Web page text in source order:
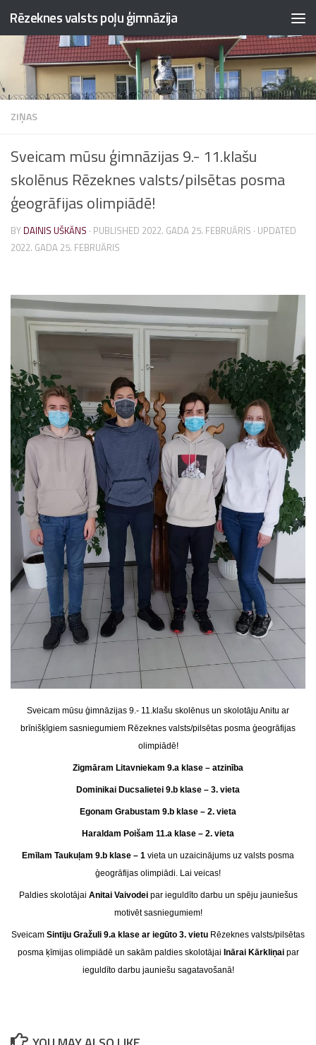
Skip to content
Rēzeknes valsts poļu ģimnāzija
ZIŅAS
Sveicam mūsu ģimnāzijas 9.- 11.klašu
skolēnus Rēzeknes valsts/pilsētas posma
ģeogrāfijas olimpiādē!
BY DAINIS UŠKĀNS · PUBLISHED 2022. GADA 25. FEBRUĀRIS · UPDATED
2022. GADA 25. FEBRUĀRIS
Sveicam mūsu ģimnāzijas 9.- 11.klašu skolēnus un skolotāju Anitu ar
brīnišķīgiem sasniegumiem Rēzeknes valsts/pilsētas posma ģeogrāfijas
olimpiādē!
Zigmāram Litavniekam 9.a klase – atzinība
Dominikai Ducsalietei 9.b klase – 3. vieta
Egonam Grabustam 9.b klase – 2. vieta
Haraldam Poišam 11.a klase – 2. vieta
Emīlam Taukuļam 9.b klase – 1 vieta un uzaicinājums uz valsts posma
ģeogrāfijas olimpiādi. Lai veicas!
Paldies skolotājai Anitai Vaivodeipar ieguldīto darbu un spēju jauniešus
motivēt sasniegumiem!
Sveicam Sintiju Gražuli 9.a klase ar iegūto 3. vietu Rēzeknes valsts/pilsētas
posma ķīmijas olimpiādē un sakām paldies skolotājai Inārai Kārkliņaipar
ieguldīto darbu jauniešu sagatavošanā!